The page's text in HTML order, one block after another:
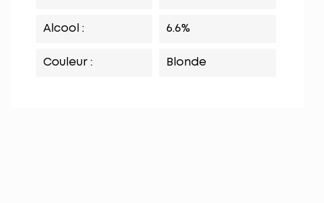
Alcool : 6.6%
Couleur : Blonde